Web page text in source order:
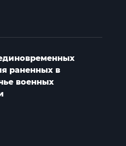
раненных в
военных